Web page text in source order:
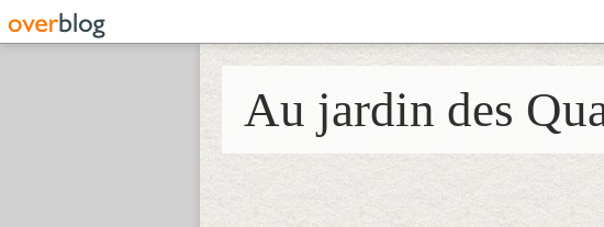
Au jardin des